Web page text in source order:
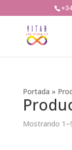
Búsqueda
productos
Portada »
Mostrando